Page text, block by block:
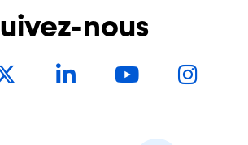
nous
Twitter LinkedInYouTube